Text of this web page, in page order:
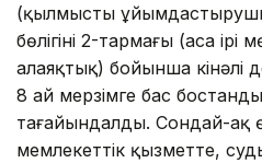
(қылмысты
бөлігінің 2-тармағы (аса
алаяқтық) бойынша
8 ай мерзімге бас
тағайындалды. Сондай-ақ
мемлекеттік қызметте,